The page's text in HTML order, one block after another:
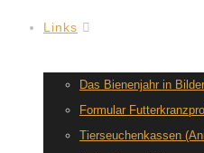
Links
Das Bienenjahr in
Formular
Tierseuchenkassen